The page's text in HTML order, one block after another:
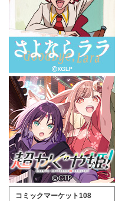
コミックマーケット108